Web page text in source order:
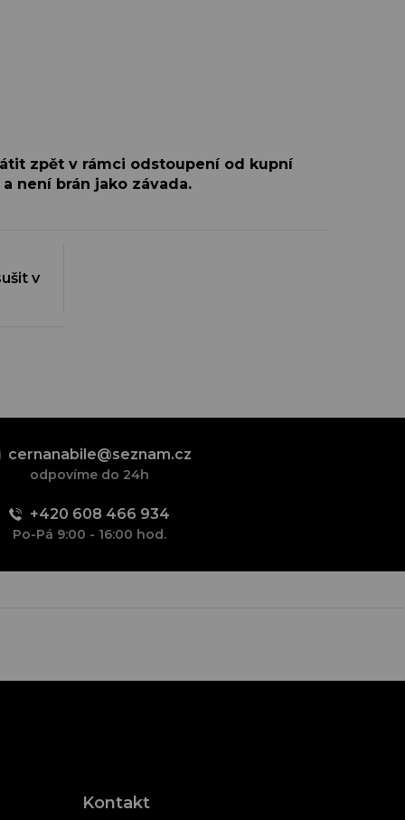
zpět v rámci odstoupení od kupní
není brán jako závada.
v
cernanabile@seznam.cz
odpovíme do 24h
+420 608 466 934
Po-Pá 9:00 - 16:00 hod.
Kontakt